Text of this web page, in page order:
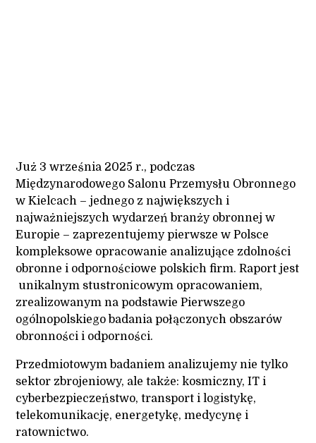
Już 3 września 2025 r., podczas
Międzynarodowego Salonu Przemysłu Obronnego
w Kielcach – jednego z największych i
najważniejszych wydarzeń branży obronnej w
Europie – zaprezentujemy pierwsze w Polsce
kompleksowe opracowanie analizujące zdolności
obronne i odpornościowe polskich firm. Raport jest
unikalnym stustronicowym opracowaniem,
zrealizowanym na podstawie Pierwszego
ogólnopolskiego badania połączonych obszarów
obronności i odporności.
Przedmiotowym badaniem analizujemy nie tylko
sektor zbrojeniowy, ale także: kosmiczny, IT i
cyberbezpieczeństwo, transport i logistykę,
telekomunikację, energetykę, medycynę i
ratownictwo.